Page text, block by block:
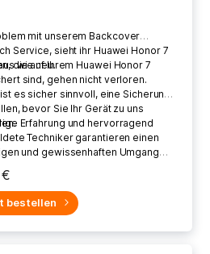
mit unserem Backcover
Service, sieht ihr Huawei Honor 7
wie neu.
die auf Ihrem Huawei Honor 7
sind, gehen nicht verloren.
es sicher sinnvoll, eine Sicherung
bevor Sie Ihr Gerät zu uns
Erfahrung und hervorragend
Techniker garantieren einen
und gewissenhaften Umgang
bestellen